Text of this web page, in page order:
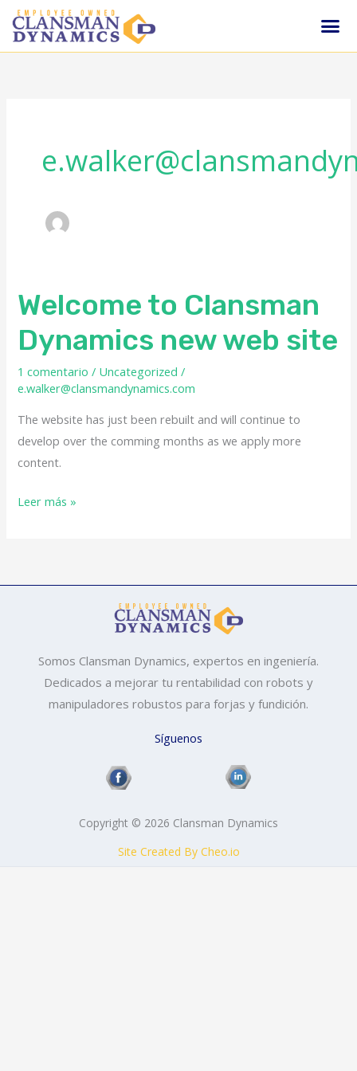
contenido
Welcome to Clansman
Dynamics new web site
1 comentario / Uncategorized /
e.walker@clansmandynamics.com
The website has just been rebuilt and will continue to
develop over the comming months as we apply more
content.
Welcome
to
Clansman
new
site
Leer más »
Somos Clansman Dynamics, expertos en ingeniería.
Dedicados a mejorar tu rentabilidad con robots y
manipuladores robustos para forjas y fundición.
Síguenos
Copyright © 2026 Clansman Dynamics
Site Created By Cheo.io